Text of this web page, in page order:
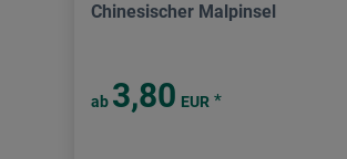
Chinesischer Malpinsel
ab 3,80 EUR *